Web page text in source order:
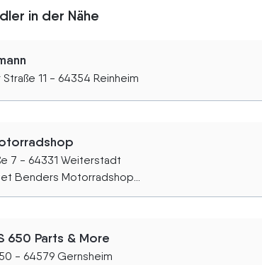
in der Nähe
11 - 64354 Reinheim
7 - 64331 Weiterstadt
Benders Motorradshop...
650 Parts & More
- 64579 Gernsheim